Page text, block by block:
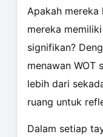
Apakah
mereka
signifikan?
menawan WOT
lebih dari
ruang untuk
Dalam setiap